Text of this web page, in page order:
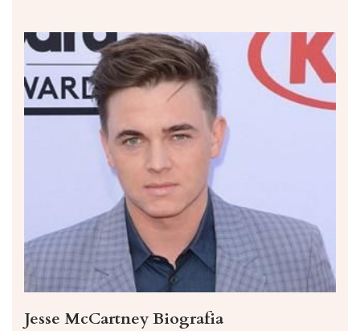
Jesse McCartney Biografia